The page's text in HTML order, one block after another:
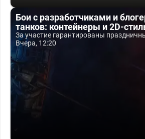
Бои с разработчиками и
танков: контейнеры и 2D-
За участие гарантированы
Вчера, 12:20